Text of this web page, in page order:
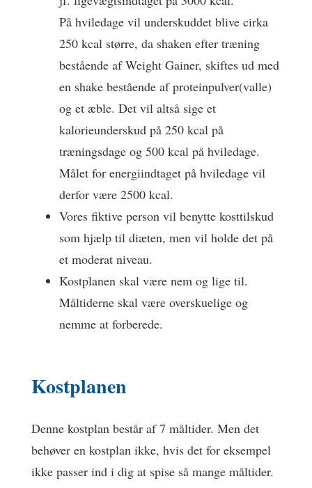
På hviledage vil underskuddet blive cirka
250 kcal større, da shaken efter træning
bestående af Weight Gainer, skiftes ud med
en shake bestående af proteinpulver(valle)
og et æble. Det vil altså sige et
kalorieunderskud på 250 kcal på
træningsdage og 500 kcal på hviledage.
Målet for energiindtaget på hviledage vil
derfor være 2500 kcal.
Vores fiktive person vil benytte kosttilskud
som hjælp til diæten, men vil holde det på
et moderat niveau.
Kostplanen skal være nem og lige til.
Måltiderne skal være overskuelige og
nemme at forberede.
Kostplanen
Denne kostplan består af 7 måltider. Men det
behøver en kostplan ikke, hvis det for eksempel
ikke passer ind i dig at spise så mange måltider.